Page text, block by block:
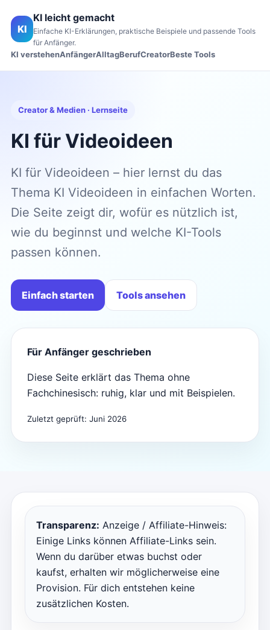
KI
KI leicht gemacht
Einfache KI-Erklärungen, praktische Beispiele und passende Tools
für Anfänger.
KI verstehenAnfängerAlltagBerufCreatorBeste Tools
Creator & Medien · Lernseite
KI für Videoideen
KI für Videoideen – hier lernst du das
Thema KI Videoideen in einfachen Worten.
Die Seite zeigt dir, wofür es nützlich ist,
wie du beginnst und welche KI-Tools
passen können.
Einfach starten Tools ansehen
Für Anfänger geschrieben
Diese Seite erklärt das Thema ohne
Fachchinesisch: ruhig, klar und mit Beispielen.
Zuletzt geprüft: Juni 2026
Transparenz: Anzeige / Affiliate-Hinweis:
Einige Links können Affiliate-Links sein.
Wenn du darüber etwas buchst oder
kaufst, erhalten wir möglicherweise eine
Provision. Für dich entstehen keine
zusätzlichen Kosten.